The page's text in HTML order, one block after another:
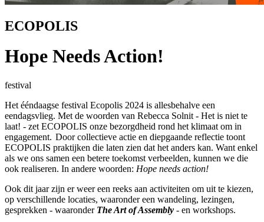
ECOPOLIS
Hope Needs Action!
festival
Het ééndaagse festival Ecopolis 2024 is allesbehalve een
eendagsvlieg. Met de woorden van Rebecca Solnit - Het is niet te
laat! - zet ECOPOLIS onze bezorgdheid rond het klimaat om in
engagement. Door collectieve actie en diepgaande reflectie toont
ECOPOLIS praktijken die laten zien dat het anders kan. Want enkel
als we ons samen een betere toekomst verbeelden, kunnen we die
ook realiseren. In andere woorden: Hope needs action!
Ook dit jaar zijn er weer een reeks aan activiteiten om uit te kiezen,
op verschillende locaties, waaronder een wandeling, lezingen,
gesprekken - waaronder The Art of Assembly - en workshops.